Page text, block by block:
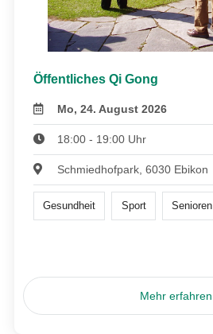
Öffentliches Qi Gong
Mo, 24. August 2026
18:00 - 19:00 Uhr
Schmiedhofpark, 6030 Ebikon
Gesundheit Sport Senioren
Mehr erfahren